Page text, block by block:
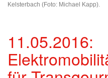
Kelsterbach (Foto: Michael Kapp).
11.05.2016: